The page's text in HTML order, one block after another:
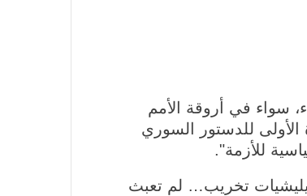
سواء في أروقة الأمم
للدستور السوري
للأزمة".
تخريب… لم تعبث